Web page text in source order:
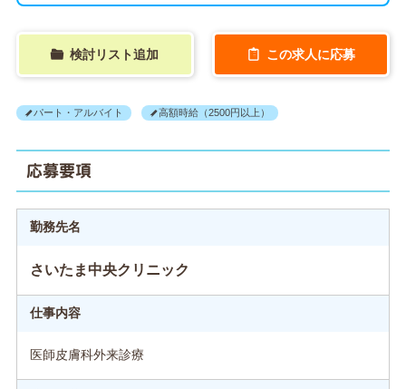
検討リスト追加 この求人に応募
パート・アルバイト 高額時給（2500円以上）
応募要項
勤務先名
さいたま中央クリニック
仕事内容
医師皮膚科外来診療